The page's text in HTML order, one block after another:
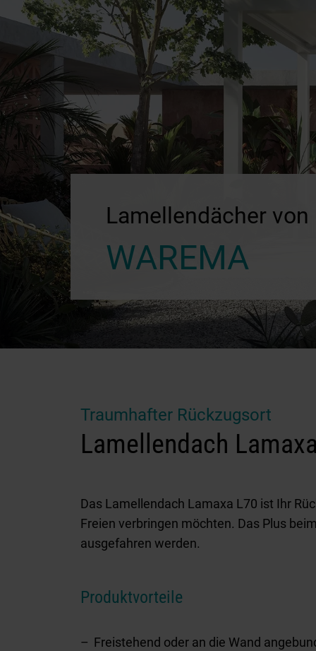
Lamellendächer von
WAREMA
Traumhafter Rückzugsort
Lamellendach
Das Lamellendach Lamaxa L70 ist Ihr
Freien verbringen möchten. Das Plus
ausgefahren werden.
Produktvorteile
Freistehend oder an die Wand